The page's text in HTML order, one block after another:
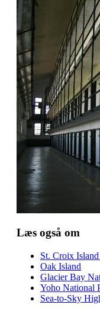
Læs også om
St. Croix
Oak Island
Glacier Bay
Yoho National
Sea-to-Sky